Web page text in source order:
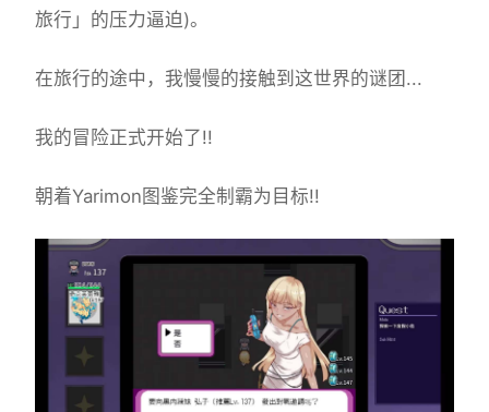
旅行」的压力逼迫)。
在旅行的途中，我慢慢的接触到这世界的谜团...
我的冒险正式开始了!!
朝着Yarimon图鉴完全制霸为目标!!